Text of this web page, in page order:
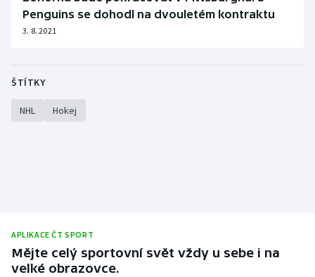
Penguins se dohodl na dvouletém kontraktu
3. 8. 2021
ŠTÍTKY
NHL Hokej
APLIKACE ČT SPORT
Mějte celý sportovní svět vždy u sebe i na
velké obrazovce.